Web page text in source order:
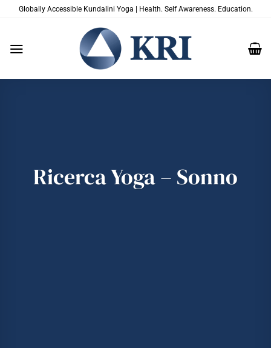
SaltaGlobally Accessible Kundalini Yoga | Health. Self Awareness. Education.
Ricerca Yoga – Sonno